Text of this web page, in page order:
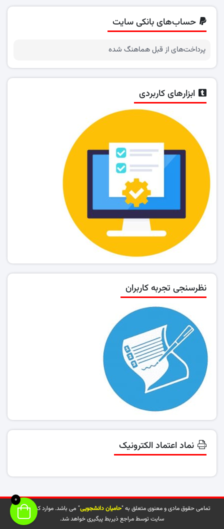
حساب‌های بانکی سایت
پرداخت‌های از قبل هماهنگ شده
ابزارهای کاربردی
نظرسنجی تجربه کاربران
نماد اعتماد الکترونیک
تمامی حقوق مادی و معنوی متعلق به "حامیان دانشجویی" می باشد. موارد کپی شده از
سایت توسط مراجع ذیربط پیگیری خواهد شد.
0